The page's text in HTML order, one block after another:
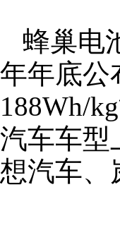
蜂巢电
年年底公
188Wh/
汽车车型
想汽车、